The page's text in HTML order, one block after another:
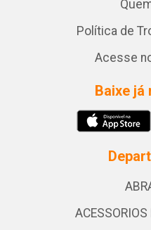
Política de
Acesse
Baixe já
ACESSORIOS